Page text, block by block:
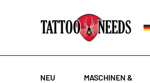
NEU
MASCHINEN &